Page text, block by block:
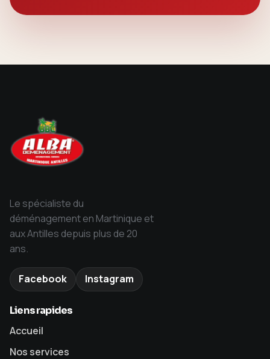
Le spécialiste du
déménagement en Martinique et
aux Antilles depuis plus de 20
ans.
Facebook Instagram
Liens rapides
Accueil
Nos services